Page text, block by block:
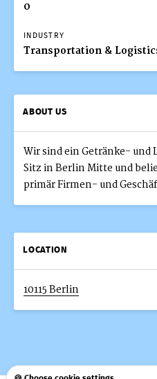
0
INDUSTRY
Transportation &
ABOUT US
Wir sind ein Getränke-
Sitz in Berlin Mitte und
primär Firmen- und
LOCATION
10115 Berlin